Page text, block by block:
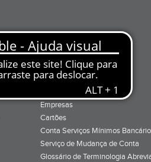
ABRIR CONTA
Porquê ser cliente
Particulares
Júnior (sub-18)
Empresas
Cartões
Conta Serviços Mínimos
Serviço de Mudança de Conta
Glossário de Terminologia